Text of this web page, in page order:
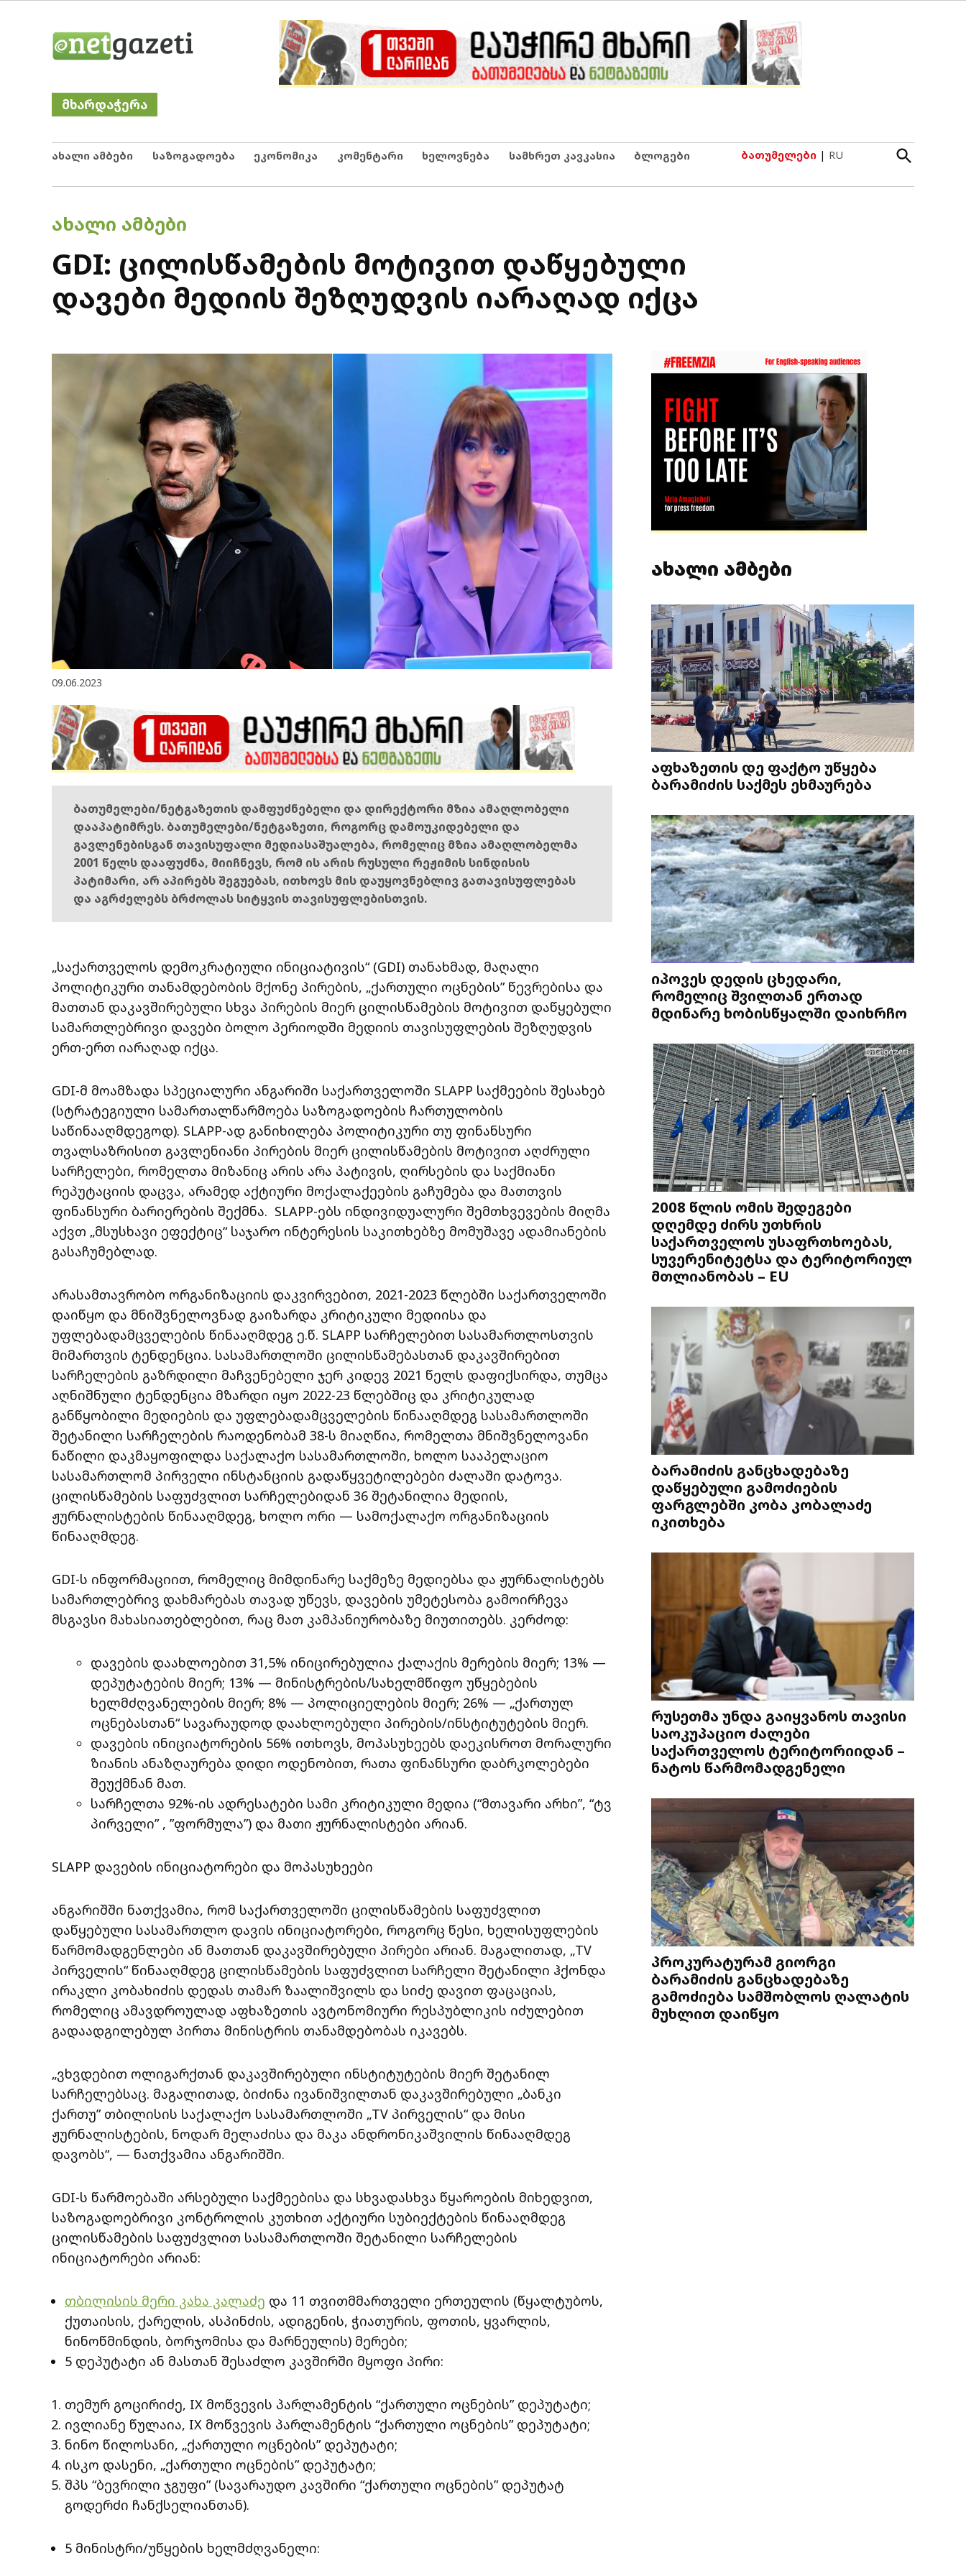
Netgazeti
მხარდაჭერა
ახალი ამბები საზოგადოება ეკონომიკა კომენტარი ხელოვნება სამხრეთ კავკასია ბლოგები ბათუმელები | RU
Open
Search
POSTED
ᲐᲮᲐᲚᲘ ᲐᲛᲑᲔᲑᲘ
GDI: ცილისწამების მოტივით დაწყებული
დავები მედიის შეზღუდვის იარაღად იქცა
09.06.2023
ბათუმელები/ნეტგაზეთის დამფუძნებელი და დირექტორი მზია ამაღლობელი
დააპატიმრეს. ბათუმელები/ნეტგაზეთი, როგორც დამოუკიდებელი და
გავლენებისგან თავისუფალი მედიასაშუალება, რომელიც მზია ამაღლობელმა
2001 წელს დააფუძნა, მიიჩნევს, რომ ის არის რუსული რეჟიმის სინდისის
პატიმარი, არ აპირებს შეგუებას, ითხოვს მის დაუყოვნებლივ გათავისუფლებას
და აგრძელებს ბრძოლას სიტყვის თავისუფლებისთვის.
„საქართველოს დემოკრატიული ინიციატივის“ (GDI) თანახმად, მაღალი
პოლიტიკური თანამდებობის მქონე პირების, „ქართული ოცნების” წევრებისა და
მათთან დაკავშირებული სხვა პირების მიერ ცილისწამების მოტივით დაწყებული
სამართლებრივი დავები ბოლო პერიოდში მედიის თავისუფლების შეზღუდვის
ერთ-ერთ იარაღად იქცა.
GDI-მ მოამზადა სპეციალური ანგარიში საქართველოში SLAPP საქმეების შესახებ
(სტრატეგიული სამართალწარმოება საზოგადოების ჩართულობის
საწინააღმდეგოდ). SLAPP-ად განიხილება პოლიტიკური თუ ფინანსური
თვალსაზრისით გავლენიანი პირების მიერ ცილისწამების მოტივით აღძრული
სარჩელები, რომელთა მიზანიც არის არა პატივის, ღირსების და საქმიანი
რეპუტაციის დაცვა, არამედ აქტიური მოქალაქეების გაჩუმება და მათთვის
ფინანსური ბარიერების შექმნა. SLAPP-ებს ინდივიდუალური შემთხვევების მიღმა
აქვთ „მსუსხავი ეფექტიც“ საჯარო ინტერესის საკითხებზე მომუშავე ადამიანების
გასაჩუმებლად.
არასამთავრობო ორგანიზაციის დაკვირვებით, 2021-2023 წლებში საქართველოში
დაიწყო და მნიშვნელოვნად გაიზარდა კრიტიკული მედიისა და
უფლებადამცველების წინააღმდეგ ე.წ. SLAPP სარჩელებით სასამართლოსთვის
მიმართვის ტენდენცია. სასამართლოში ცილისწამებასთან დაკავშირებით
სარჩელების გაზრდილი მაჩვენებელი ჯერ კიდევ 2021 წელს დაფიქსირდა, თუმცა
აღნიშნული ტენდენცია მზარდი იყო 2022-23 წლებშიც და კრიტიკულად
განწყობილი მედიების და უფლებადამცველების წინააღმდეგ სასამართლოში
შეტანილი სარჩელების რაოდენობამ 38-ს მიაღწია, რომელთა მნიშვნელოვანი
ნაწილი დაკმაყოფილდა საქალაქო სასამართლოში, ხოლო სააპელაციო
სასამართლომ პირველი ინსტანციის გადაწყვეტილებები ძალაში დატოვა.
ცილისწამების საფუძვლით სარჩელებიდან 36 შეტანილია მედიის,
ჟურნალისტების წინააღმდეგ, ხოლო ორი — სამოქალაქო ორგანიზაციის
წინააღმდეგ.
GDI-ს ინფორმაციით, რომელიც მიმდინარე საქმეზე მედიებსა და ჟურნალისტებს
სამართლებრივ დახმარებას თავად უწევს, დავების უმეტესობა გამოირჩევა
მსგავსი მახასიათებლებით, რაც მათ კამპანიურობაზე მიუთითებს. კერძოდ:
დავების დაახლოებით 31,5% ინიცირებულია ქალაქის მერების მიერ; 13% —
დეპუტატების მიერ; 13% — მინისტრების/სახელმწიფო უწყებების
ხელმძღვანელების მიერ; 8% — პოლიციელების მიერ; 26% — „ქართულ
ოცნებასთან“ სავარაუდოდ დაახლოებული პირების/ინსტიტუტების მიერ.
დავების ინიციატორების 56% ითხოვს, მოპასუხეებს დაეკისროთ მორალური
ზიანის ანაზღაურება დიდი ოდენობით, რათა ფინანსური დაბრკოლებები
შეუქმნან მათ.
სარჩელთა 92%-ის ადრესატები სამი კრიტიკული მედია (“მთავარი არხი”, “ტვ
პირველი” , ”ფორმულა”) და მათი ჟურნალისტები არიან.
SLAPP დავების ინიციატორები და მოპასუხეები
ანგარიშში ნათქვამია, რომ საქართველოში ცილისწამების საფუძვლით
დაწყებული სასამართლო დავის ინიციატორები, როგორც წესი, ხელისუფლების
წარმომადგენლები ან მათთან დაკავშირებული პირები არიან. მაგალითად, „TV
პირველის“ წინააღმდეგ ცილისწამების საფუძვლით სარჩელი შეტანილი ჰქონდა
ირაკლი კობახიძის დედას თამარ ზაალიშვილს და სიძე დავით ფაცაციას,
რომელიც ამავდროულად აფხაზეთის ავტონომიური რესპუბლიკის იძულებით
გადაადგილებულ პირთა მინისტრის თანამდებობას იკავებს.
„ვხვდებით ოლიგარქთან დაკავშირებული ინსტიტუტების მიერ შეტანილ
სარჩელებსაც. მაგალითად, ბიძინა ივანიშვილთან დაკავშირებული „ბანკი
ქართუ” თბილისის საქალაქო სასამართლოში „TV პირველის“ და მისი
ჟურნალისტების, ნოდარ მელაძისა და მაკა ანდრონიკაშვილის წინააღმდეგ
დავობს“, — ნათქვამია ანგარიშში.
GDI-ს წარმოებაში არსებული საქმეებისა და სხვადასხვა წყაროების მიხედვით,
საზოგადოებრივი კონტროლის კუთხით აქტიური სუბიექტების წინააღმდეგ
ცილისწამების საფუძვლით სასამართლოში შეტანილი სარჩელების
ინიციატორები არიან:
თბილისის მერი კახა კალაძე და 11 თვითმმართველი ერთეულის (წყალტუბოს,
ქუთაისის, ქარელის, ასპინძის, ადიგენის, ჭიათურის, ფოთის, ყვარლის,
ნინოწმინდის, ბორჯომისა და მარნეულის) მერები;
5 დეპუტატი ან მასთან შესაძლო კავშირში მყოფი პირი:
თემურ გოცირიძე, IX მოწვევის პარლამენტის “ქართული ოცნების” დეპუტატი;
ივლიანე წულაია, IX მოწვევის პარლამენტის “ქართული ოცნების” დეპუტატი;
ნინო წილოსანი, „ქართული ოცნების” დეპუტატი;
ისკო დასენი, „ქართული ოცნების” დეპუტატი;
შპს “ბევრილი ჯგუფი” (სავარაუდო კავშირი “ქართული ოცნების” დეპუტატ
გოდერძი ჩანქსელიანთან).
5 მინისტრი/უწყების ხელმძღვანელი:
ახალი ამბები
აფხაზეთის დე ფაქტო უწყება
ბარამიძის საქმეს ეხმაურება
იპოვეს დედის ცხედარი,
რომელიც შვილთან ერთად
მდინარე ხობისწყალში დაიხრჩო
2008 წლის ომის შედეგები
დღემდე ძირს უთხრის
საქართველოს უსაფრთხოებას,
სუვერენიტეტსა და ტერიტორიულ
მთლიანობას – EU
ბარამიძის განცხადებაზე
დაწყებული გამოძიების
ფარგლებში კობა კობალაძე
იკითხება
რუსეთმა უნდა გაიყვანოს თავისი
საოკუპაციო ძალები
საქართველოს ტერიტორიიდან –
ნატოს წარმომადგენელი
პროკურატურამ გიორგი
ბარამიძის განცხადებაზე
გამოძიება სამშობლოს ღალატის
მუხლით დაიწყო